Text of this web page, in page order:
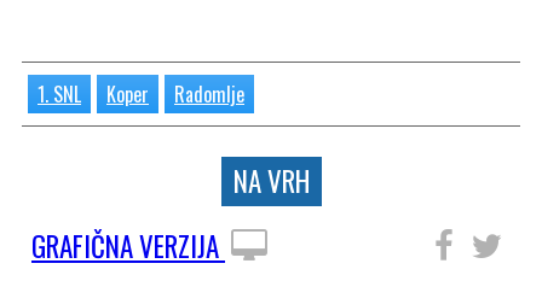
1. SNL Koper Radomlje
NA VRH
GRAFIČNA VERZIJA